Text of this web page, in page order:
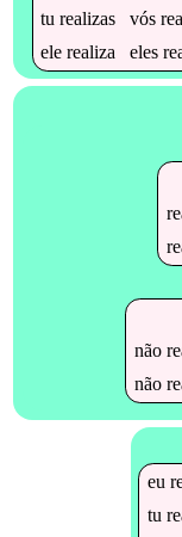
turealizas vós
elerealiza eles
não
não
eu
tu